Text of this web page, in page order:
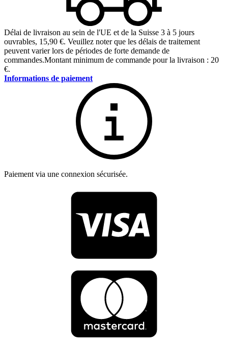
Délai de livraison au sein de l'UE et de la Suisse 3 à 5 jours
ouvrables, 15,90 €. Veuillez noter que les délais de traitement
peuvent varier lors de périodes de forte demande de
commandes.Montant minimum de commande pour la livraison : 20
€.
Informations de paiement
Paiement via une connexion sécurisée.